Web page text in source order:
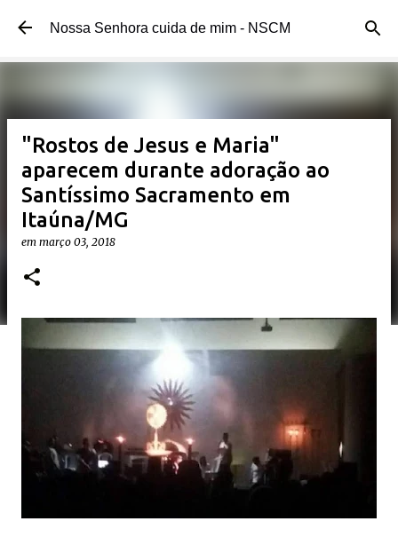
Pular para o conteúdo principal
Nossa Senhora cuida de mim - NSCM
"Rostos de Jesus e Maria"
aparecem durante adoração ao
Santíssimo Sacramento em
Itaúna/MG
em março 03, 2018